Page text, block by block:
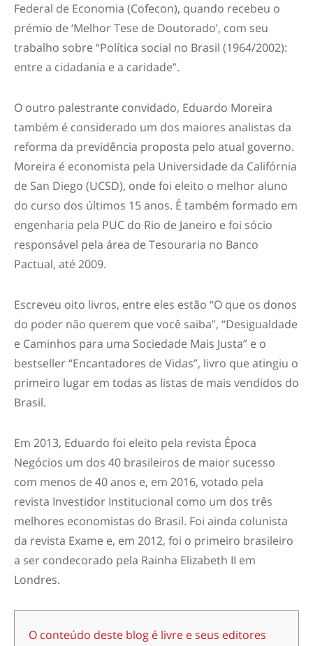
Federal de Economia (Cofecon), quando recebeu o
prémio de ‘Melhor Tese de Doutorado’, com seu
trabalho sobre “Política social no Brasil (1964/2002):
entre a cidadania e a caridade”.
O outro palestrante convidado, Eduardo Moreira
também é considerado um dos maiores analistas da
reforma da previdência proposta pelo atual governo.
Moreira é economista pela Universidade da Califórnia
de San Diego (UCSD), onde foi eleito o melhor aluno
do curso dos últimos 15 anos. É também formado em
engenharia pela PUC do Rio de Janeiro e foi sócio
responsável pela área de Tesouraria no Banco
Pactual, até 2009.
Escreveu oito livros, entre eles estão “O que os donos
do poder não querem que você saiba”, “Desigualdade
e Caminhos para uma Sociedade Mais Justa” e o
bestseller “Encantadores de Vidas”, livro que atingiu o
primeiro lugar em todas as listas de mais vendidos do
Brasil.
Em 2013, Eduardo foi eleito pela revista Época
Negócios um dos 40 brasileiros de maior sucesso
com menos de 40 anos e, em 2016, votado pela
revista Investidor Institucional como um dos três
melhores economistas do Brasil. Foi ainda colunista
da revista Exame e, em 2012, foi o primeiro brasileiro
a ser condecorado pela Rainha Elizabeth II em
Londres.
O conteúdo deste blog é livre e seus editores